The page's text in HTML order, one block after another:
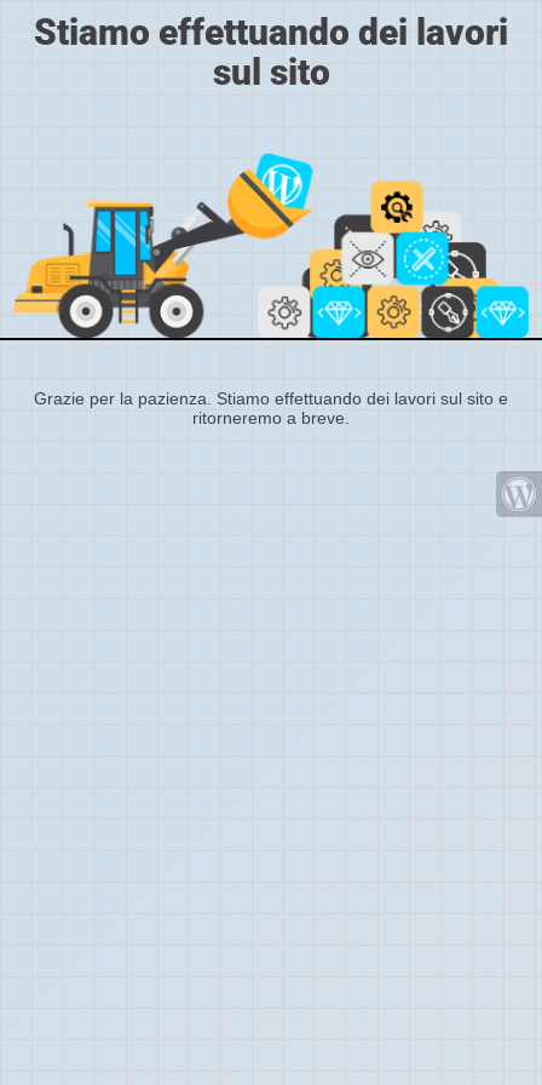
Stiamo effettuando dei lavori
sul sito
Grazie per la pazienza. Stiamo effettuando dei lavori sul sito e
ritorneremo a breve.